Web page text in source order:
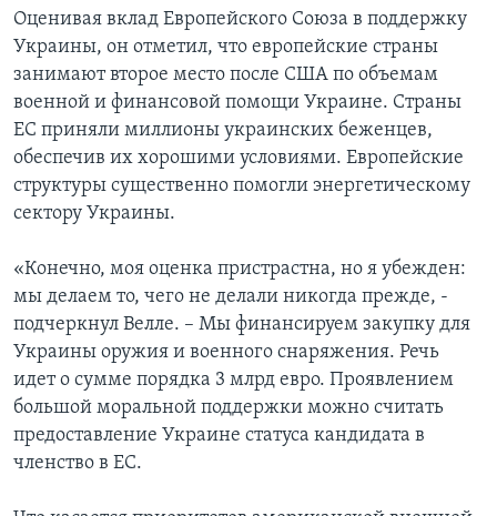
Оценивая вклад Европейского Союза в поддержку
Украины, он отметил, что европейские страны
занимают второе место после США по объемам
военной и финансовой помощи Украине. Страны
ЕС приняли миллионы украинских беженцев,
обеспечив их хорошими условиями. Европейские
структуры существенно помогли энергетическому
сектору Украины.
«Конечно, моя оценка пристрастна, но я убежден:
мы делаем то, чего не делали никогда прежде, -
подчеркнул Велле. – Мы финансируем закупку для
Украины оружия и военного снаряжения. Речь
идет о сумме порядка 3 млрд евро. Проявлением
большой моральной поддержки можно считать
предоставление Украине статуса кандидата в
членство в ЕС.